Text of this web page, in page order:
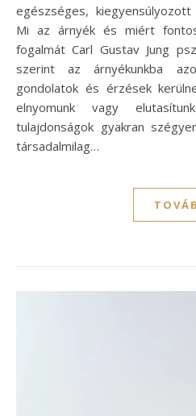
egészséges,
Mi az árnyék és miért
fogalmát Carl Gustav Jung
szerint az árnyékunkba
gondolatok és érzések
elnyomunk vagy
tulajdonságok gyakran
társadalmilag…